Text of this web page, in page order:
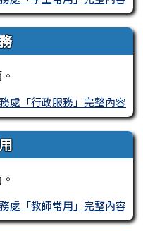
處「行政服務」完整內容
處「教師常用」完整內容